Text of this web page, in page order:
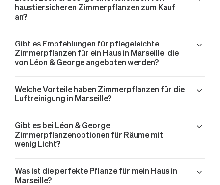
haustiersicheren Zimmerpflanzen zum Kauf
an?
Gibt es Empfehlungen für pflegeleichte
Zimmerpflanzen für ein Haus in Marseille, die
von Léon & George angeboten werden?
Welche Vorteile haben Zimmerpflanzen für die
Luftreinigung in Marseille?
Gibt es bei Léon & George
Zimmerpflanzenoptionen für Räume mit
wenig Licht?
Was ist die perfekte Pflanze für mein Haus in
Marseille?